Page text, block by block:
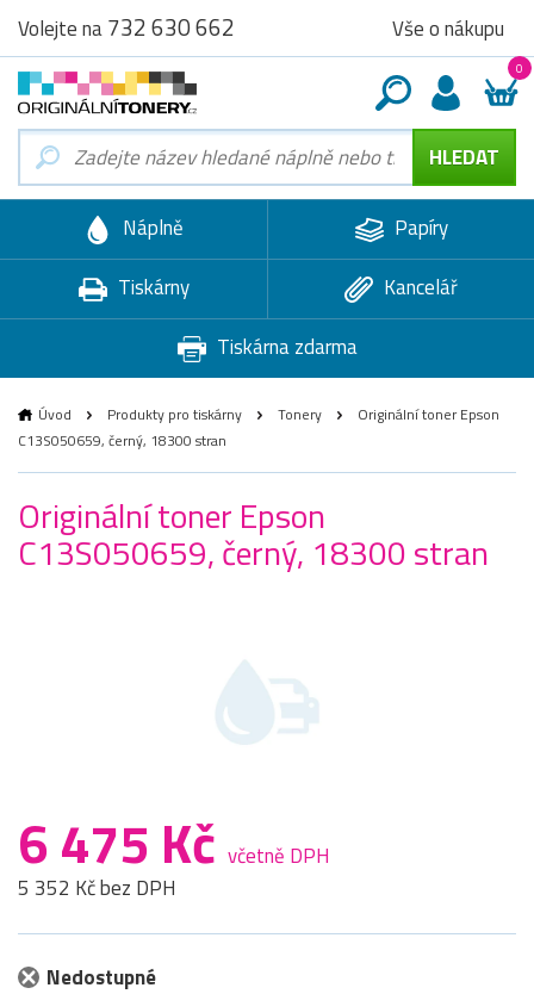
Volejte na732 630 662 Vše o nákupu
0
Náplně
Papíry
Tiskárny
Kancelář
Tiskárna zdarma
Úvod Produkty pro tiskárny Tonery
Originální toner Epson
C13S050659, černý, 18300 stran
Originální toner Epson
C13S050659, černý, 18300 stran
6 475 Kč včetně DPH
5 352 Kč bez DPH
Nedostupné